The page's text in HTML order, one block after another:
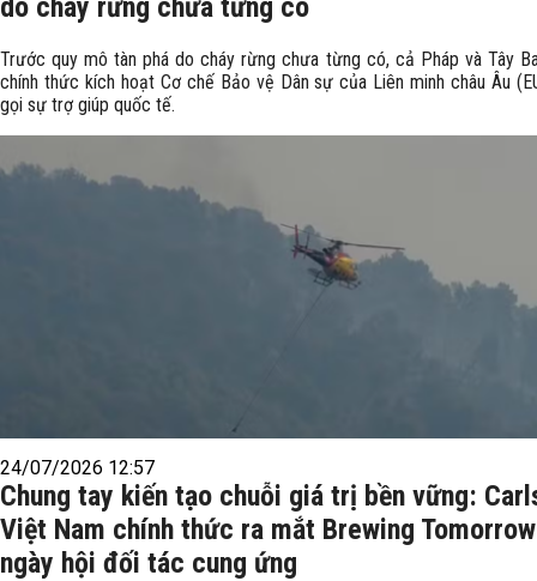
do cháy rừng chưa từng có
Trước quy mô tàn phá do cháy rừng chưa từng có, cả Pháp và Tây
chính thức kích hoạt Cơ chế Bảo vệ Dân sự của Liên minh châu Âu
gọi sự trợ giúp quốc tế.
24/07/2026 12:57
Chung tay kiến tạo chuỗi giá trị bền vững:
Việt Nam chính thức ra mắt Brewing
ngày hội đối tác cung ứng